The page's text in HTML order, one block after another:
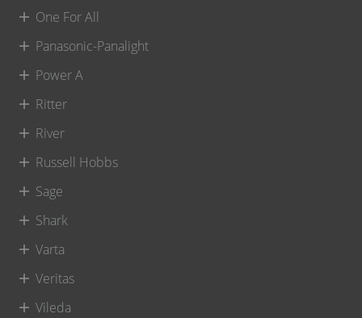
One For All
Panasonic-Panalight
Power A
Ritter
River
Russell Hobbs
Sage
Shark
Varta
Veritas
Vileda